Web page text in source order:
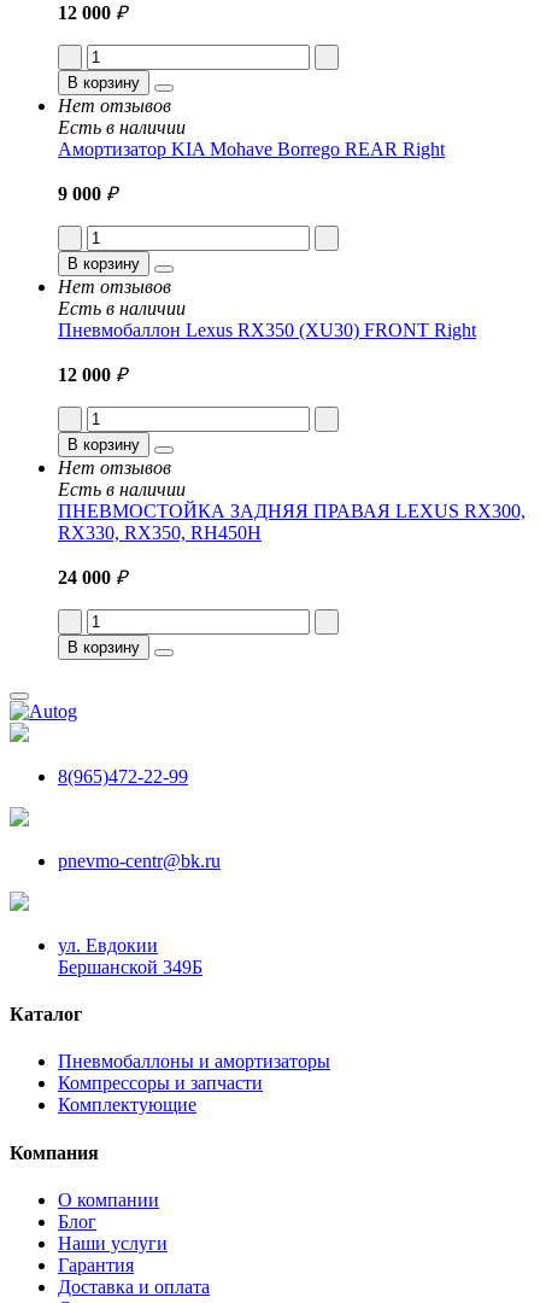
12 000 ₽
В корзину
Нет отзывов
Есть в наличии
Амортизатор KIA Mohave Borrego REAR Right
9 000 ₽
В корзину
Нет отзывов
Есть в наличии
Пневмобаллон Lexus RX350 (XU30) FRONT Right
12 000 ₽
В корзину
Нет отзывов
Есть в наличии
ПНЕВМОСТОЙКА ЗАДНЯЯ ПРАВАЯ LEXUS RX300,
RX330, RX350, RH450H
24 000 ₽
В корзину
8(965)472-22-99
pnevmo-centr@bk.ru
ул. Евдокии
Бершанской 349Б
Каталог
Пневмобаллоны и амортизаторы
Компрессоры и запчасти
Комплектующие
Компания
О компании
Блог
Наши услуги
Гарантия
Доставка и оплата